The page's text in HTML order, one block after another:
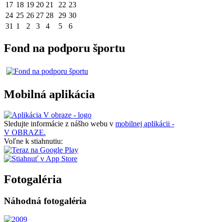
17 18 19 20 21 22 23
24 25 26 27 28 29 30
31 1 2 3 4 5 6
Fond na podporu športu
Mobilná aplikácia
Sledujte informácie z nášho webu v mobilnej aplikácii -
V OBRAZE.
Voľne k stiahnutiu:
Fotogaléria
Náhodná fotogaléria